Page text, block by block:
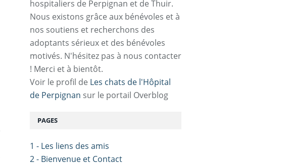
hospitaliers de Perpignan et de Thuir.
Nous existons grâce aux bénévoles et à
nos soutiens et recherchons des
adoptants sérieux et des bénévoles
motivés. N'hésitez pas à nous contacter
! Merci et à bientôt.
Voir le profil de Les chats de l'Hôpital
de Perpignan sur le portail Overblog
PAGES
1 - Les liens des amis
2 - Bienvenue et Contact